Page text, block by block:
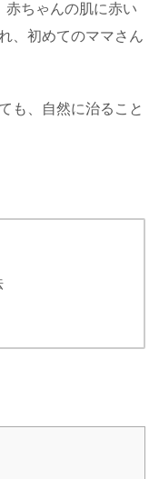
赤ちゃんの肌に赤い
、初めてのママさん
も、自然に治ること